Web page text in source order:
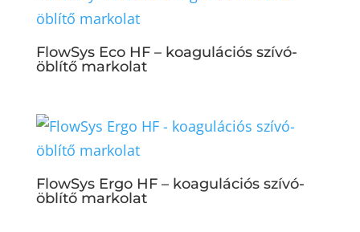
FlowSys Eco HF – koagulációs szívó-
öblítő markolat
FlowSys Ergo HF – koagulációs szívó-
öblítő markolat